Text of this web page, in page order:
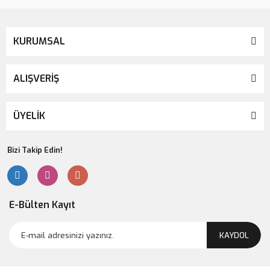
KURUMSAL
ALIŞVERİŞ
ÜYELİK
Bizi Takip Edin!
E-Bülten Kayıt
KAYDOL